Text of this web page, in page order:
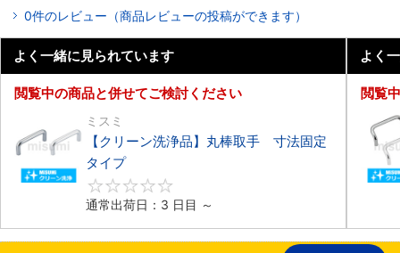
0件のレビュー（商品レビューの投稿ができます）
よく一緒に見られています
閲覧中の商品と併せてご検討ください
ミスミ
【クリーン洗浄品】丸棒取手 寸法固定
タイプ
通常出荷日：3 日目 ～
よく
閲覧